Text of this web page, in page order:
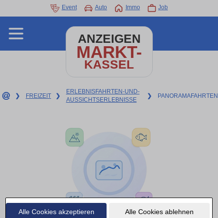
Alle Cookies akzeptieren Alle Cookies ablehnen
Event Auto Immo Job
ANZEIGEN
MARKT-
KASSEL
❯ FREIZEIT ❯
ERLEBNISFAHRTEN-UND-
AUSSICHTSERLEBNISSE
❯ PANORAMAFAHRTEN